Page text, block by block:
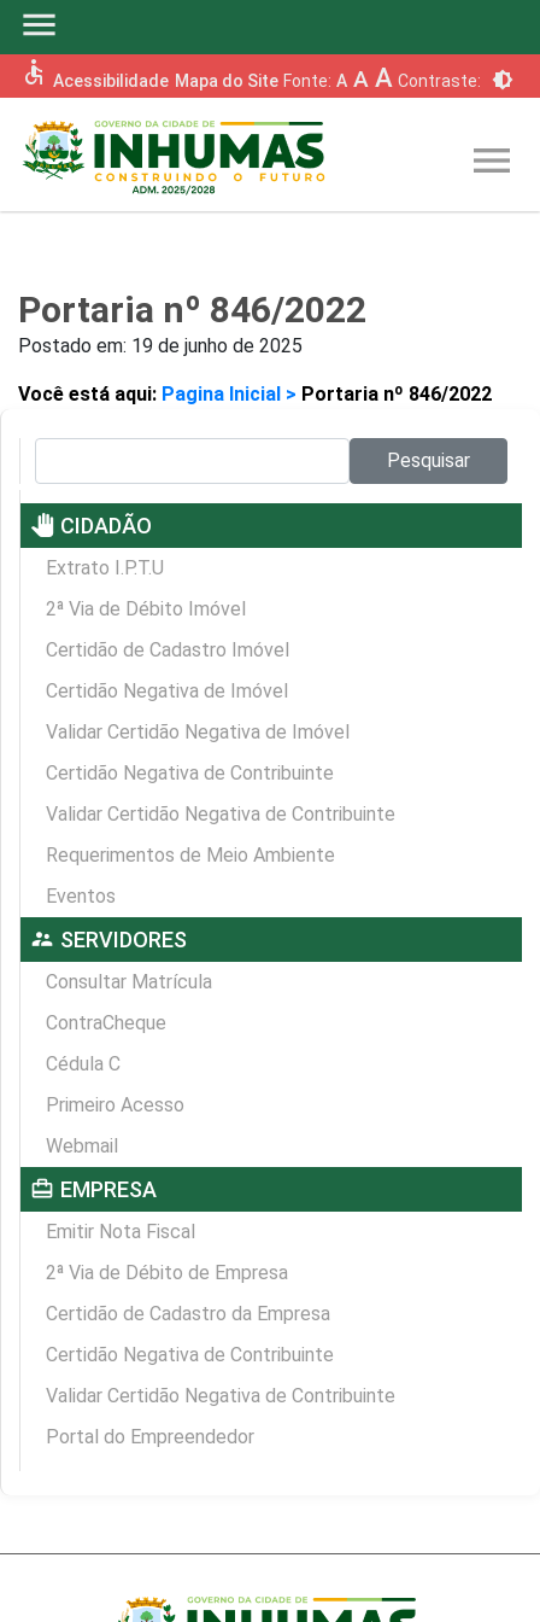
menu
accessible Acessibilidade Mapa do Site Fonte: A A A Contraste: brightness_6
menu
Portaria nº 846/2022
Postado em: 19 de junho de 2025
Você está aqui: Pagina Inicial > Portaria nº 846/2022
Pesquisar
pan_tool CIDADÃO
Extrato I.P.T.U
2ª Via de Débito Imóvel
Certidão de Cadastro Imóvel
Certidão Negativa de Imóvel
Validar Certidão Negativa de Imóvel
Certidão Negativa de Contribuinte
Validar Certidão Negativa de Contribuinte
Requerimentos de Meio Ambiente
Eventos
supervisor_account SERVIDORES
Consultar Matrícula
ContraCheque
Cédula C
Primeiro Acesso
Webmail
card_travel EMPRESA
Emitir Nota Fiscal
2ª Via de Débito de Empresa
Certidão de Cadastro da Empresa
Certidão Negativa de Contribuinte
Validar Certidão Negativa de Contribuinte
Portal do Empreendedor